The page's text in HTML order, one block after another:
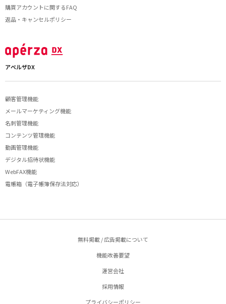
購買アカウントに関するFAQ
返品・キャンセルポリシー
アペルザDX
顧客管理機能
メールマーケティング機能
名刺管理機能
コンテンツ管理機能
動画管理機能
デジタル招待状機能
WebFAX機能
電帳箱（電子帳簿保存法対応）
無料掲載 / 広告掲載について
機能改善要望
運営会社
採用情報
プライバシーポリシー